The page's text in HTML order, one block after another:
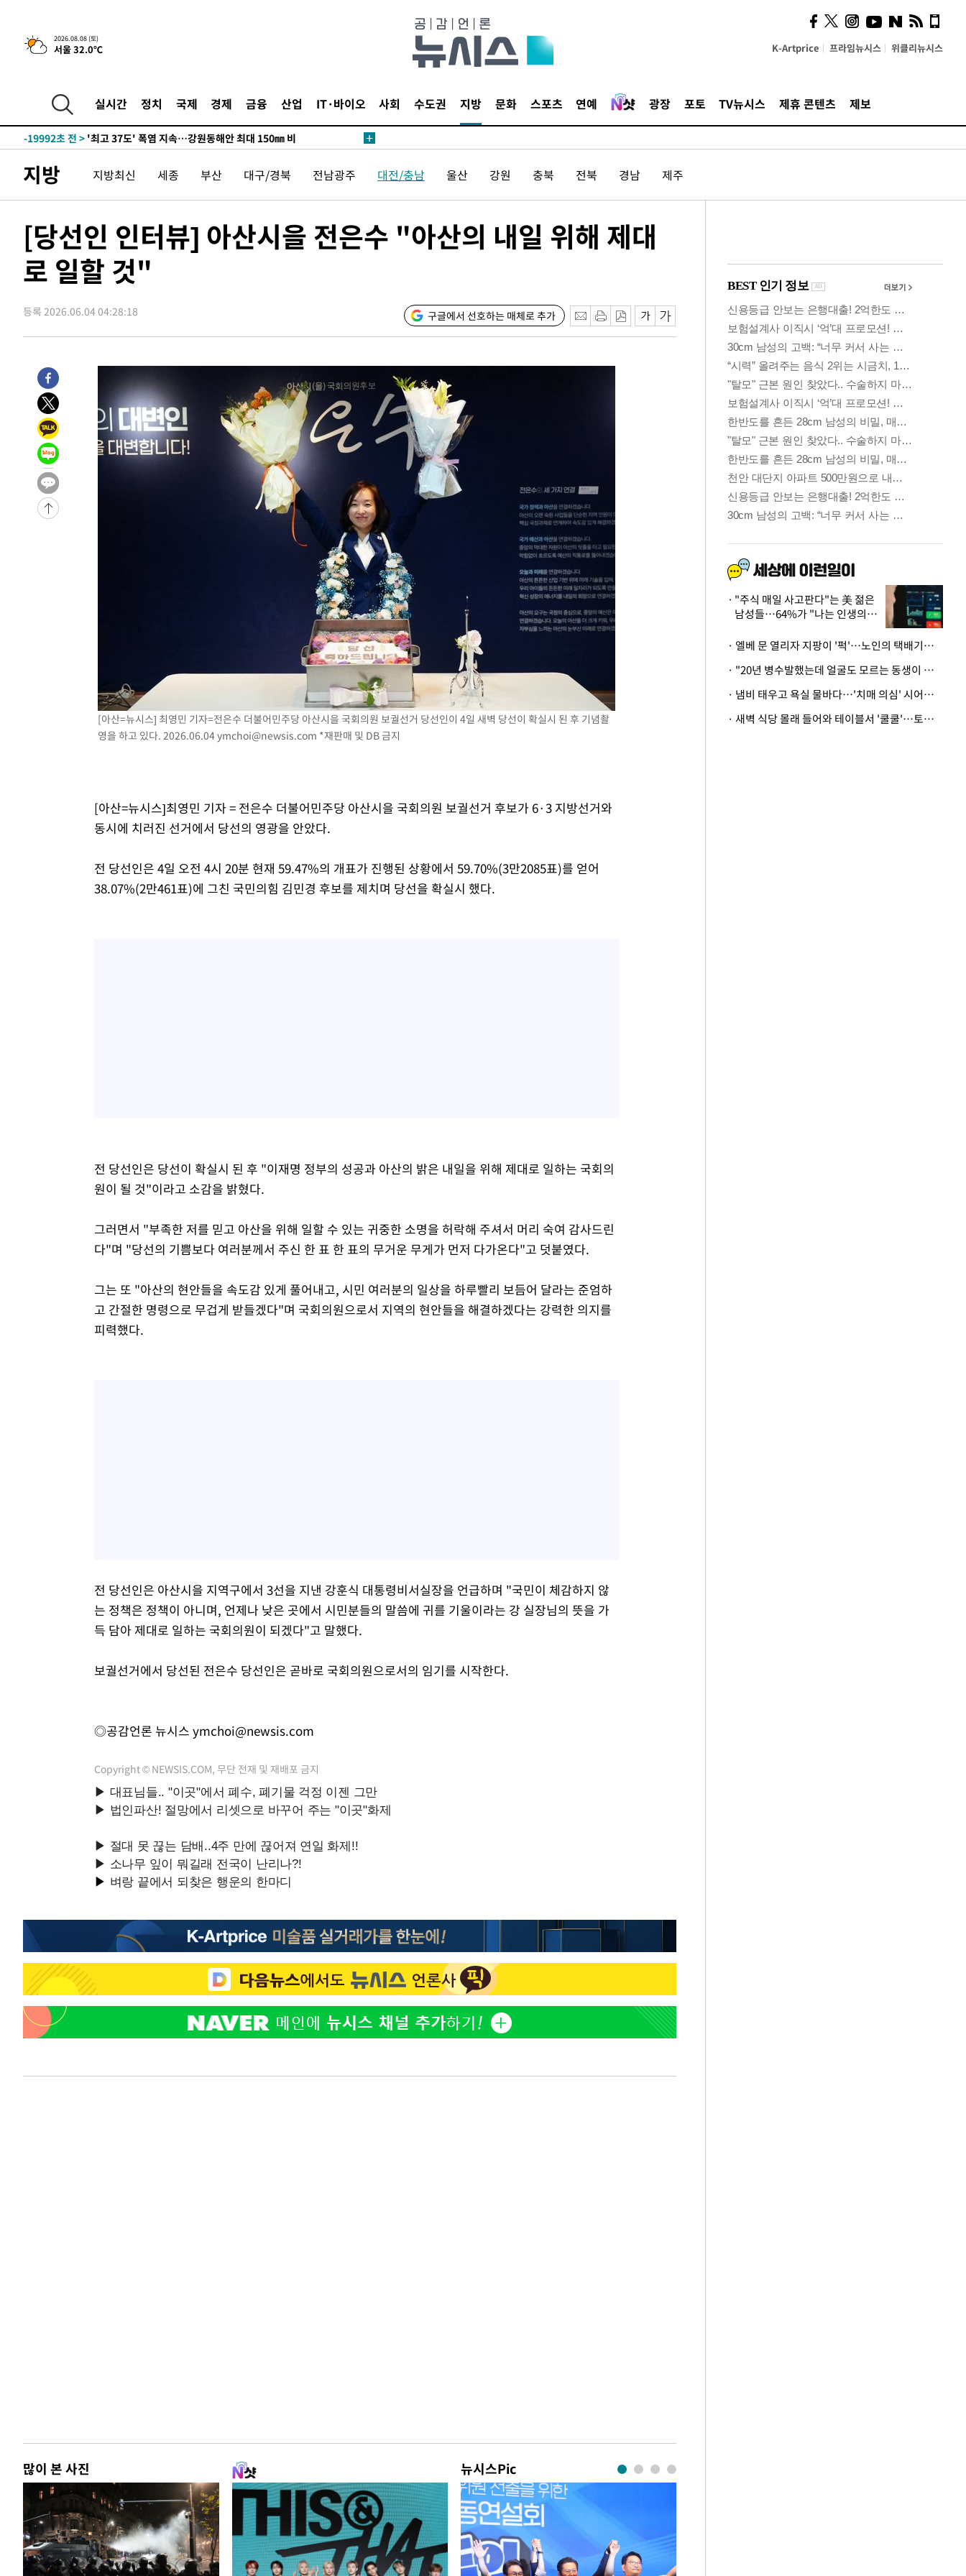
2026.08.08 (토)
서울 32.0℃ K-Artprice 프라임뉴시스 위클리뉴시스
실시간 정치 국제 경제 금융 산업 IT·바이오 사회 수도권 지방 문화 스포츠 연예 광장 포토 TV뉴시스 제휴 콘텐츠 제보
-13118초 전 >
[속보]뉴욕증시 상승 마감…S&P 0.6% 나스닥 1.3%↑
-31371초 전 >
송"
-19992초 전 > '최고 37도' 폭염 지속…강원동해안 최대 150㎜ 비
-31371초 전 >
[속보]'압수수색·성접대 논란' 축구협회 "실망과 걱정 안겨드려 죄
-19992초 전 >'최고 37도' 폭염 지속…강원동해안 최대 150㎜ 비
지방 지방최신 세종 부산 대구/경북 전남광주 대전/충남 울산 강원 충북 전북 경남 제주
[당선인 인터뷰] 아산시을 전은수 "아산의 내일 위해 제대
로 일할 것"
등록 2026.06.04 04:28:18 구글에서 선호하는 매체로 추가
[아산=뉴시스] 최영민 기자=전은수 더불어민주당 아산시을 국회의원 보궐선거 당선인이 4일 새벽 당선이 확실시 된 후 기념촬
영을 하고 있다. 2026.06.04ymchoi@newsis.com *재판매 및 DB 금지
[아산=뉴시스]최영민 기자 = 전은수 더불어민주당 아산시을 국회의원 보궐선거 후보가 6·3 지방선거와
동시에 치러진 선거에서 당선의 영광을 안았다.
전 당선인은 4일 오전 4시 20분 현재 59.47%의 개표가 진행된 상황에서 59.70%(3만2085표)를 얻어
38.07%(2만461표)에 그친 국민의힘 김민경 후보를 제치며 당선을 확실시 했다.
전 당선인은 당선이 확실시 된 후 "이재명 정부의 성공과 아산의 밝은 내일을 위해 제대로 일하는 국회의
원이 될 것"이라고 소감을 밝혔다.
그러면서 "부족한 저를 믿고 아산을 위해 일할 수 있는 귀중한 소명을 허락해 주셔서 머리 숙여 감사드린
다"며 "당선의 기쁨보다 여러분께서 주신 한 표 한 표의 무거운 무게가 먼저 다가온다"고 덧붙였다.
그는 또 "아산의 현안들을 속도감 있게 풀어내고, 시민 여러분의 일상을 하루빨리 보듬어 달라는 준엄하
고 간절한 명령으로 무겁게 받들겠다"며 국회의원으로서 지역의 현안들을 해결하겠다는 강력한 의지를
피력했다.
전 당선인은 아산시을 지역구에서 3선을 지낸 강훈식 대통령비서실장을 언급하며 "국민이 체감하지 않
는 정책은 정책이 아니며, 언제나 낮은 곳에서 시민분들의 말씀에 귀를 기울이라는 강 실장님의 뜻을 가
득 담아 제대로 일하는 국회의원이 되겠다"고 말했다.
보궐선거에서 당선된 전은수 당선인은 곧바로 국회의원으로서의 임기를 시작한다.
◎공감언론 뉴시스 ymchoi@newsis.com
Copyright © NEWSIS.COM, 무단 전재 및 재배포 금지
많이 본 사진 뉴시스Pic
시, 스마트폰 액세서리에
NFC 더했다
"주식 매일 사고판다"는 美 젊은
남성들…64%가 "나는 인생의
· 엘베 문 열리자 지팡이 '퍽'…노인의 택배기사 폭행 이유
· "20년 병수발했는데 얼굴도 모르는 동생이 유산 절반을"…배다른 형제 상속권 있을까
· 냄비 태우고 욕실 물바다…'치매 의심' 시어머니 검사 권유했다가 '날벼락'
· 새벽 식당 몰래 들어와 테이블서 '쿨쿨'…토사물 남기고 사라진 남성